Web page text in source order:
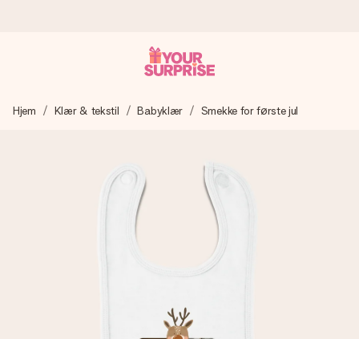
Vi lager dine gaver med omtanke og sender den avgårde så
4,5 (basert på +15 000 anmeldelser)
Gavene våre inspirerer. Kundene gir oss 4,5 på Google
Gratis kort med hilsen
Hjem Klær & tekstil Babyklær Smekke for første jul